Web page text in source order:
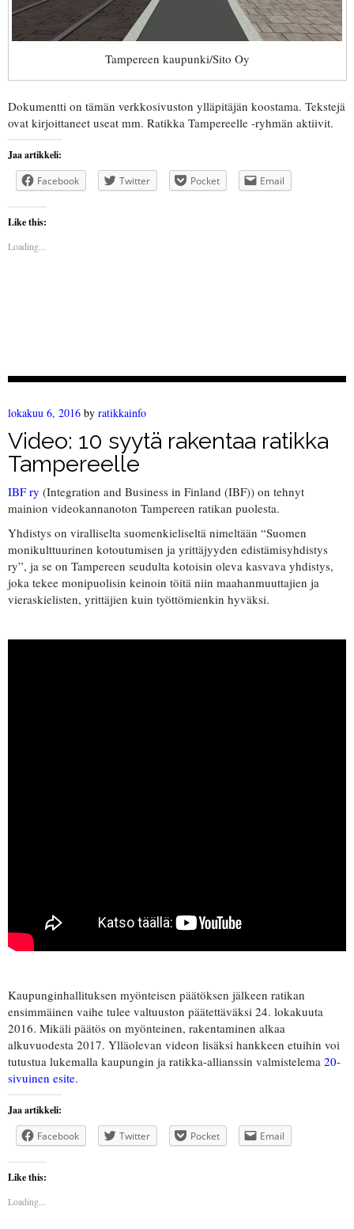
Tampereen kaupunki/Sito Oy
Dokumentti on tämän verkkosivuston ylläpitäjän koostama. Tekstejä
ovat kirjoittaneet useat mm. Ratikka Tampereelle -ryhmän aktiivit.
Jaa artikkeli:
Facebook
Twitter Pocket Email
Like this:
Loading...
lokakuu 6, 2016 by ratikkainfo
Video: 10 syytä rakentaa ratikka
Tampereelle
IBF ry (Integration and Business in Finland (IBF)) on tehnyt
mainion videokannanoton Tampereen ratikan puolesta.
Yhdistys on viralliselta suomenkieliseltä nimeltään “Suomen
monikulttuurinen kotoutumisen ja yrittäjyyden edistämisyhdistys
ry”, ja se on Tampereen seudulta kotoisin oleva kasvava yhdistys,
joka tekee monipuolisin keinoin töitä niin maahanmuuttajien ja
vieraskielisten, yrittäjien kuin työttömienkin hyväksi.
Kaupunginhallituksen myönteisen päätöksen jälkeen ratikan
ensimmäinen vaihe tulee valtuuston päätettäväksi 24. lokakuuta
2016. Mikäli päätös on myönteinen, rakentaminen alkaa
alkuvuodesta 2017. Ylläolevan videon lisäksi hankkeen etuihin voi
tutustua lukemalla kaupungin ja ratikka-allianssin valmistelema 20-
sivuinen esite.
Jaa artikkeli:
Facebook
Twitter Pocket Email
Like this:
Loading...